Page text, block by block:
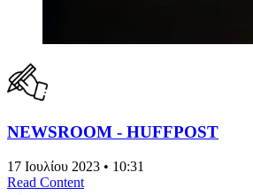
NEWSROOM - HUFFPOST
17 Ιουλίου 2023 • 10:31
Read Content